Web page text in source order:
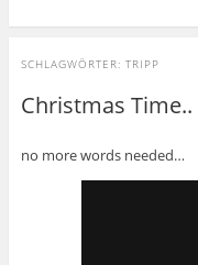
SCHLAGWÖRTER: TRIPP
Christmas Time..
no more words needed…